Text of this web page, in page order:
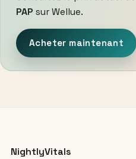
PAP sur Wellue.
Acheter maintenant
NightlyVitals